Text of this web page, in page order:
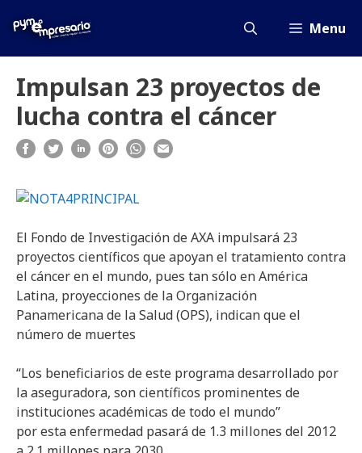
Menu
Impulsan 23 proyectos de
lucha contra el cáncer
El Fondo de Investigación de AXA impulsará 23
proyectos científicos que apoyan el tratamiento contra
el cáncer en el mundo, pues tan sólo en América
Latina, proyecciones de la Organización
Panamericana de la Salud (OPS), indican que el
número de muertes
“Los beneficiarios de este programa desarrollado por
la aseguradora, son científicos prominentes de
instituciones académicas de todo el mundo”
por esta enfermedad pasará de 1.3 millones del 2012